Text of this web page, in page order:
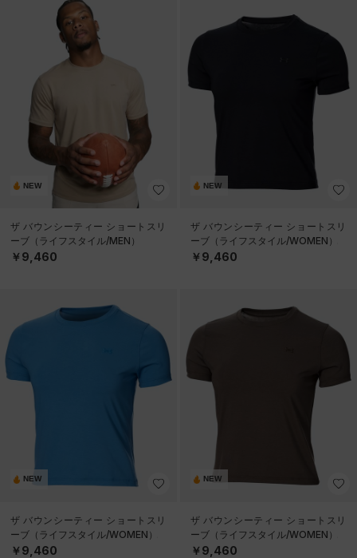
NEW
ザ バウンシーティー ショートスリ
ーブ（ライフスタイル/MEN）
￥9,460
NEW
ザ バウンシーティー ショートスリ
ーブ（ライフスタイル/WOMEN）
￥9,460
NEW
ザ バウンシーティー ショートスリ
ーブ（ライフスタイル/WOMEN）
￥9,460
NEW
ザ バウンシーティー ショートスリ
ーブ（ライフスタイル/WOMEN）
￥9,460